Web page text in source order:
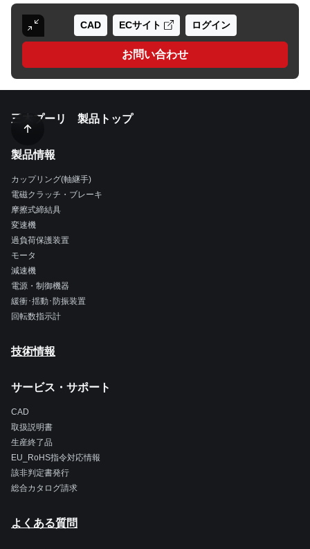
CAD ECサイト ログイン
お問い合わせ
三木プーリ 製品トップ
製品情報
カップリング(軸継手)
電磁クラッチ・ブレーキ
摩擦式締結具
変速機
過負荷保護装置
モータ
減速機
電源・制御機器
緩衝･揺動･防振装置
回転数指示計
技術情報
サービス・サポート
CAD
取扱説明書
生産終了品
EU_RoHS指令対応情報
該非判定書発行
総合カタログ請求
よくある質問